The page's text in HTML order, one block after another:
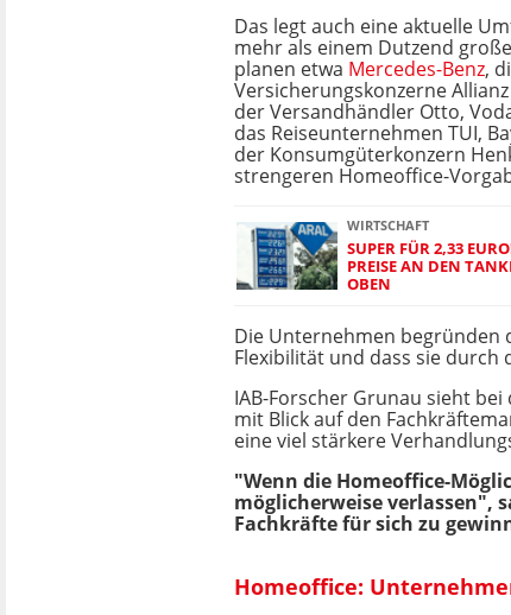
Das legt auch eine aktuelle
mehr als einem Dutzend
planen etwa Mercedes-Benz,
Versicherungskonzerne
der Versandhändler Otto,
das Reiseunternehmen TUI,
der Konsumgüterkonzern
strengeren Homeoffice-
WIRTSCHAFT
SUPER FÜR 2,33
PREISE AN DEN
OBEN
Die Unternehmen begründen
Flexibilität und dass sie
IAB-Forscher Grunau sieht
mit Blick auf den
eine viel stärkere
"Wenn die Homeoffice-
möglicherweise verlassen",
Fachkräfte für sich zu
Homeoffice: